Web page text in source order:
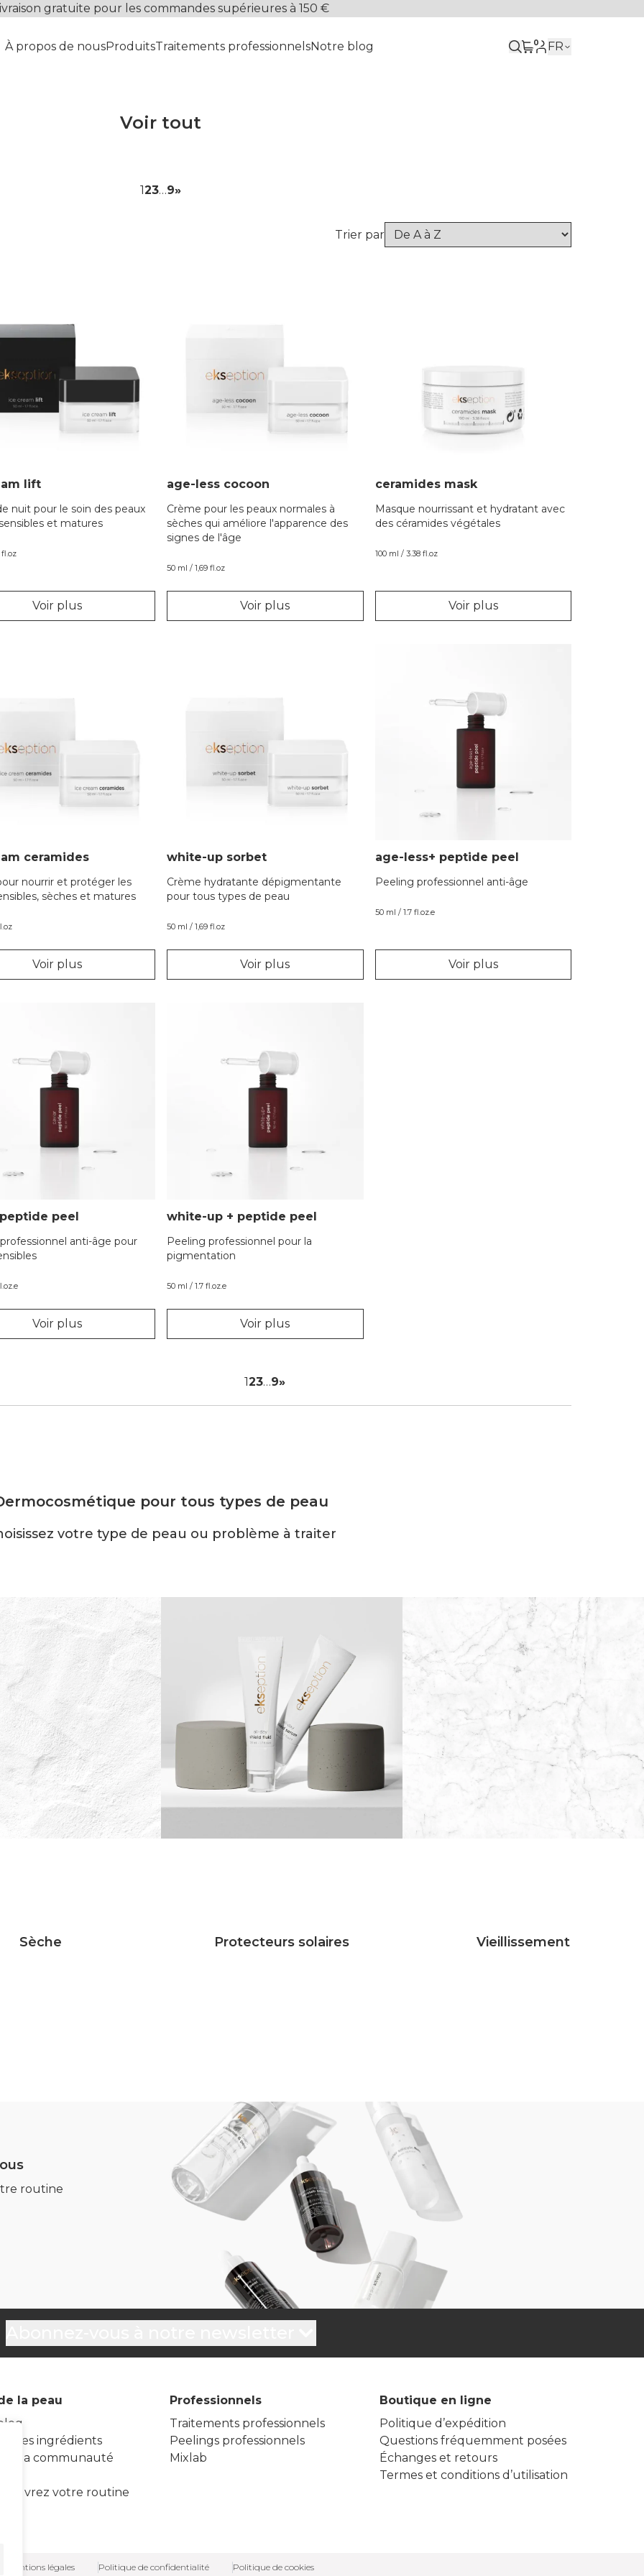
gratuite pour les commandes supérieures à 150 €
À propos de nousProduitsTraitements professionnelsNotre blog 0 FR
Voir tout
123…9»
Trier par
lift
nuit pour le soin des peaux
et matures
fl.oz
Voir plus
age-less cocoon
Crème pour les peaux normales à
sèches qui améliore l'apparence des
signes de l'âge
50 ml / 1,69 fl.oz
Voir plus
ceramides mask
Masque nourrissant et hydratant avec
des céramides végétales
100 ml / 3.38 fl.oz
Voir plus
ceramides
nourrir et protéger les
sèches et matures
Voir plus
white-up sorbet
Crème hydratante dépigmentante
pour tous types de peau
50 ml / 1,69 fl.oz
Voir plus
age-less+ peptide peel
Peeling professionnel anti-âge
50 ml / 1.7 fl.oz.e
Voir plus
peel
anti-âge pour
Voir plus
white-up + peptide peel
Peeling professionnel pour la
pigmentation
50 ml / 1.7 fl.oz.e
Voir plus
123…9»
pour tous types de peau
votre type de peau ou problème à traiter
Sèche Protecteurs solaires Vieillissement
routine
la peau
des ingrédients
la communauté
votre routine
Professionnels
Traitements professionnels
Peelings professionnels
Mixlab
Boutique en ligne
Politique d’expédition
Questions fréquemment posées
Échanges et retours
Termes et conditions d’utilisation
Mentions légales Politique de confidentialité Politique de cookies